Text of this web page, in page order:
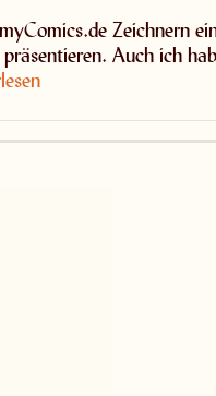
Zeichnern
Auch ich